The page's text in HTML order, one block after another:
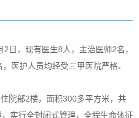
2 日，现有医生8人，主治医师2名，
，医护人员均经受三甲医院严格、
院部2楼，面积300多平方米，共
实行全封闭式管理，全程生命体征